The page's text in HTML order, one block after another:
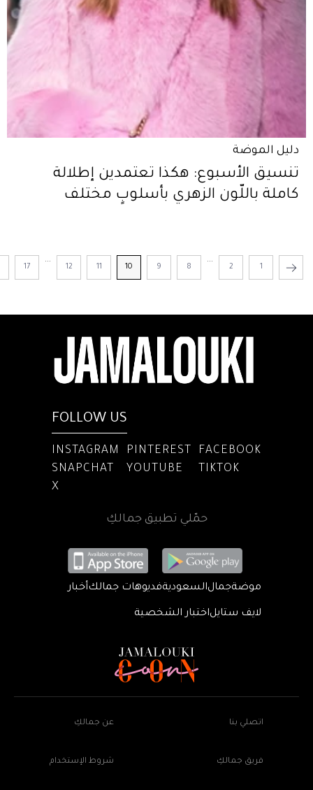
دليل الموضة
تنسيق الأسبوع: هكذا تعتمدين إطلالة
كاملة باللّون الزهري بأسلوبٍ مختلف
1
2
...
8
9
10
11
12
...
17
FOLLOW US
INSTAGRAM PINTEREST
FACEBOOK
SNAPCHAT
YOUTUBE
TIKTOK
X
حمّلي تطبيق جمالكِ
موضةجمالالسعوديةفديوهات جمالكأخبار
لايف ستايلاختبار الشخصية
اتصلي بنا عن جمالكِ
فريق جمالكِ شروط الإستخدام